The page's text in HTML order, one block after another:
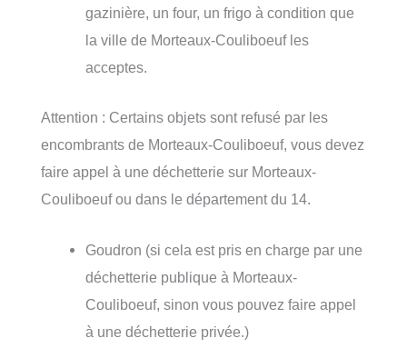
gazinière, un four, un frigo à condition que
la ville de Morteaux-Couliboeuf les
acceptes.
Attention : Certains objets sont refusé par les
encombrants de Morteaux-Couliboeuf, vous devez
faire appel à une déchetterie sur Morteaux-
Couliboeuf ou dans le département du 14.
Goudron (si cela est pris en charge par une
déchetterie publique à Morteaux-
Couliboeuf, sinon vous pouvez faire appel
à une déchetterie privée.)